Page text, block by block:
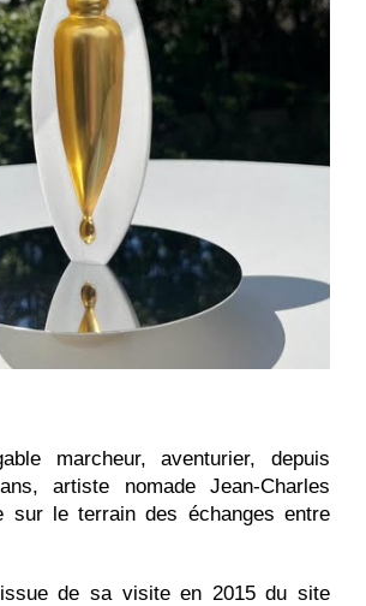
marcheur, aventurier, depuis
artiste nomade Jean-Charles
sur le terrain des échanges entre
de sa visite en 2015 du site